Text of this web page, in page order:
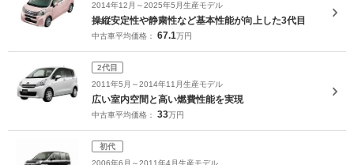
2014年12月～2025年5月生産モデル
操縦安定性や静粛性など基本性能が向上した3代目
中古車平均価格： 67.1万円
2代目
2011年5月～2014年11月生産モデル
広い室内空間と高い燃費性能を実現
中古車平均価格： 33万円
初代